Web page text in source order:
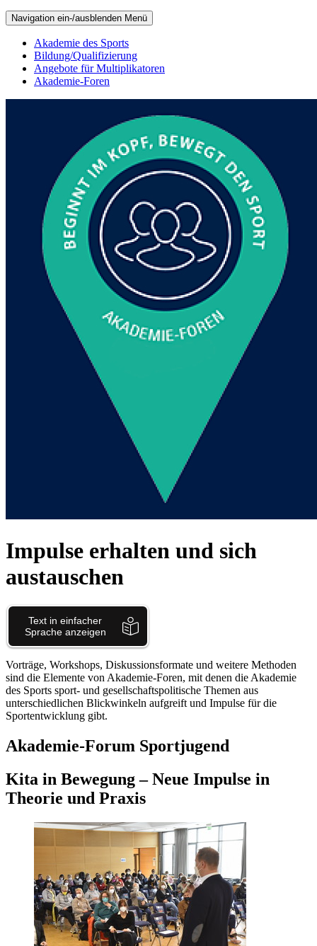
Navigation ein-/ausblenden Menü
Akademie des Sports
Bildung/Qualifizierung
Angebote für Multiplikatoren
Akademie-Foren
Impulse erhalten und sich
austauschen
Vorträge, Workshops, Diskussionsformate und weitere Methoden
sind die Elemente von Akademie-Foren, mit denen die Akademie
des Sports sport- und gesellschaftspolitische Themen aus
unterschiedlichen Blickwinkeln aufgreift und Impulse für die
Sportentwicklung gibt.
Akademie-Forum Sportjugend
Kita in Bewegung – Neue Impulse in
Theorie und Praxis